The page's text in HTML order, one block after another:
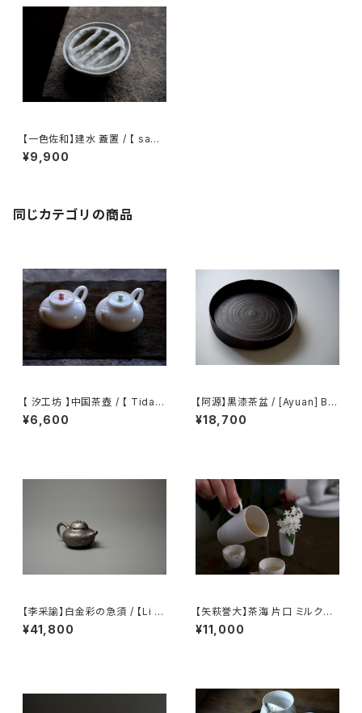
【一色佐和】建水 蓋置 / 【 sawa
isshiki 】Waste water bowl
Lid rest
¥9,900
同じカテゴリの商品
【 汐工坊 】中国茶壺 / 【 Tidal
Atelier 】Chinese teapot
¥6,600
【阿源】黒漆茶盆 / [Ayuan] Bla
ck Lacquer Tea Tray
¥18,700
【李采諭】白金彩の急須 / 【Li C
aiyu】Platinum Decoration t
eapot
¥41,800
【矢萩誉大】茶海 片口 ミルクピ
ッチャー / 【Takahiro Yahagi】
Fair cup Katakuchi Milk pit
¥11,000